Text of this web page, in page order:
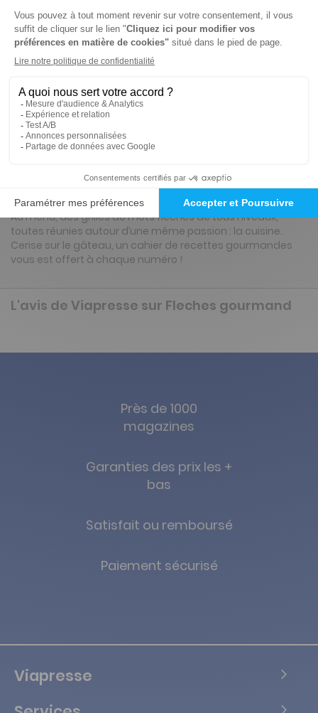
Abonnement 1 an
4 n° • Papier
11€90 Tarif Kiosque :
Tarif France métropolitaine
Renouvellement à date d’anniversaire
Au menu, des grilles de mots fléchés de tous niveaux,
toutes réunies autour d’une même passion : la cuisine.
Cerise sur le gâteau, un cahier de recettes gourmandes
vous est offert à chaque numéro !
L'avis de Viapresse sur Fleches gourmand
Près de 1000
magazines
Garanties des prix les +
bas
Satisfait ou remboursé
Paiement sécurisé
Viapresse